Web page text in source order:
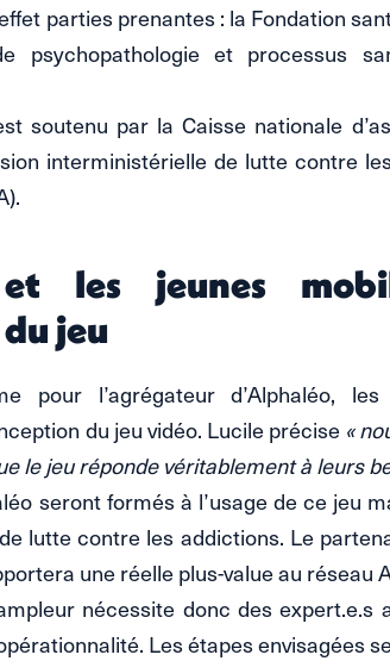
parties prenantes : la Fondation
psychopathologie et processus
soutenu par la Caisse nationale
interministérielle de lutte contre
les jeunes
jeu
pour l’agrégateur d’Alphaléo, les
du jeu vidéo. Lucile précise «
le jeu réponde véritablement à leurs
seront formés à l’usage de ce jeu
lutte contre les addictions. Le
une réelle plus-value au réseau
nécessite donc des expert.e.s
Les étapes envisagées